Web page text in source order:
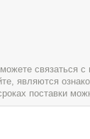
связаться
являются
поставки